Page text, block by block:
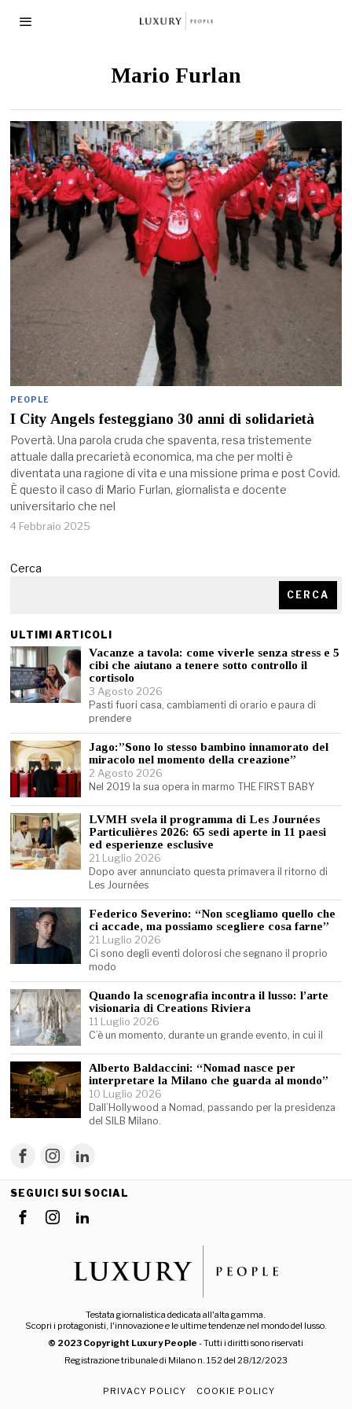
Mario Furlan
PEOPLE
I City Angels festeggiano 30 anni di solidarietà
Povertà. Una parola cruda che spaventa, resa tristemente
attuale dalla precarietà economica, ma che per molti è
diventata una ragione di vita e una missione prima e post Covid.
È questo il caso di Mario Furlan, giornalista e docente
universitario che nel
4 Febbraio 2025
Cerca
CERCA
ULTIMI ARTICOLI
Vacanze a tavola: come viverle senza stress e 5
cibi che aiutano a tenere sotto controllo il
cortisolo
3 Agosto 2026
Pasti fuori casa, cambiamenti di orario e paura di
prendere
Jago:”Sono lo stesso bambino innamorato del
miracolo nel momento della creazione”
2 Agosto 2026
Nel 2019 la sua opera in marmo THE FIRST BABY
LVMH svela il programma di Les Journées
Particulières 2026: 65 sedi aperte in 11 paesi
ed esperienze esclusive
21 Luglio 2026
Dopo aver annunciato questa primavera il ritorno di
Les Journées
Federico Severino: “Non scegliamo quello che
ci accade, ma possiamo scegliere cosa farne”
21 Luglio 2026
Ci sono degli eventi dolorosi che segnano il proprio
modo
Quando la scenografia incontra il lusso: l’arte
visionaria di Creations Riviera
11 Luglio 2026
C’è un momento, durante un grande evento, in cui il
Alberto Baldaccini: “Nomad nasce per
interpretare la Milano che guarda al mondo”
10 Luglio 2026
Dall’Hollywood a Nomad, passando per la presidenza
del SILB Milano.
SEGUICI SUI SOCIAL
Testata giornalistica dedicata all'alta gamma.
Scopri i protagonisti, l'innovazione e le ultime tendenze nel mondo del lusso.
© 2023 Copyright Luxury People - Tutti i diritti sono riservati
Registrazione tribunale di Milano n. 152 del 28/12/2023
PRIVACY POLICY COOKIE POLICY